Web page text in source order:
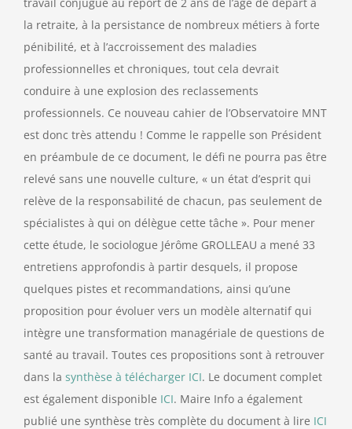
la retraite, à la persistance de nombreux métiers à forte
pénibilité, et à l’accroissement des maladies
professionnelles et chroniques, tout cela devrait
conduire à une explosion des reclassements
professionnels. Ce nouveau cahier de l’Observatoire MNT
est donc très attendu ! Comme le rappelle son Président
en préambule de ce document, le défi ne pourra pas être
relevé sans une nouvelle culture, « un état d’esprit qui
relève de la responsabilité de chacun, pas seulement de
spécialistes à qui on délègue cette tâche ». Pour mener
cette étude, le sociologue Jérôme GROLLEAU a mené 33
entretiens approfondis à partir desquels, il propose
quelques pistes et recommandations, ainsi qu’une
proposition pour évoluer vers un modèle alternatif qui
intègre une transformation managériale de questions de
santé au travail. Toutes ces propositions sont à retrouver
dans la synthèse à télécharger ICI. Le document complet
est également disponible ICI. Maire Info a également
publié une synthèse très complète du document à lire ICI